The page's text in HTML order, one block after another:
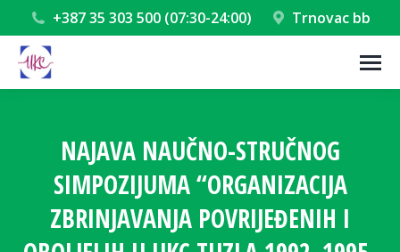
+387 35 303 500 (07:30-24:00) Trnovac bb
NAJAVA NAUČNO-STRUČNOG
SIMPOZIJUMA “ORGANIZACIJA
ZBRINJAVANJA POVRIJEĐENIH I